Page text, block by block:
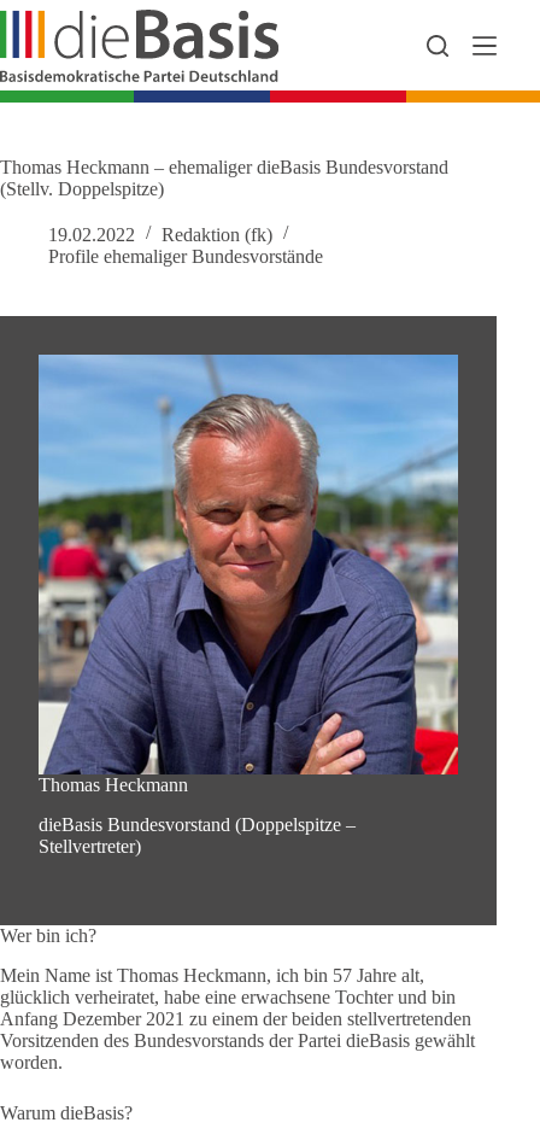
Zum
springen
Thomas Heckmann – ehemaliger dieBasis Bundesvorstand
(Stellv. Doppelspitze)
19.02.2022
Redaktion (fk)
Profile ehemaliger Bundesvorstände
Thomas Heckmann
dieBasis Bundesvorstand (Doppelspitze –
Stellvertreter)
Wer bin ich?
Mein Name ist Thomas Heckmann, ich bin 57 Jahre alt,
glücklich verheiratet, habe eine erwachsene Tochter und bin
Anfang Dezember 2021 zu einem der beiden stellvertretenden
Vorsitzenden des Bundesvorstands der Partei dieBasis gewählt
worden.
Warum dieBasis?